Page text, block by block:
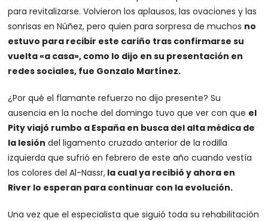
para revitalizarse. Volvieron los aplausos, las ovaciones y las
sonrisas en Núñez, pero quien para sorpresa de muchos no
estuvo para recibir este cariño tras confirmarse su
vuelta «a casa», como lo dijo en su presentación en
redes sociales, fue Gonzalo Martínez.
¿Por qué el flamante refuerzo no dijo presente? Su
ausencia en la noche del domingo tuvo que ver con que el
Pity viajó rumbo a España en busca del alta médica de
la lesión del ligamento cruzado anterior de la rodilla
izquierda que sufrió en febrero de este año cuando vestía
los colores del Al-Nassr, la cual ya recibió y ahora en
River lo esperan para continuar con la evolución.
Una vez que el especialista que siguió toda su rehabilitación